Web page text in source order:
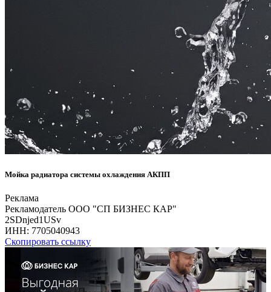
Мойка радиатора системы охлаждения АКПП
Реклама
Рекламодатель ООО "СП БИЗНЕС КАР"
2SDnjed1USv
ИНН: 7705040943
Скопировать ссылку